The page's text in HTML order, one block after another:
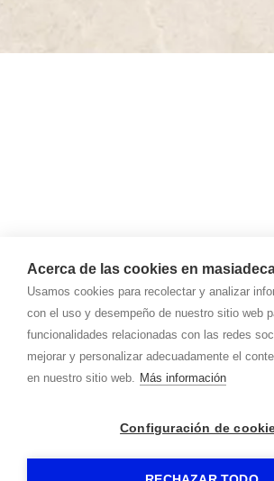
Acerca de las cookies en
Usamos cookies para recolectar y analizar
con el uso y desempeño de nuestro sitio web
funcionalidades relacionadas con las redes
mejorar y personalizar adecuadamente el
en nuestro sitio web. Más información
Configuración de